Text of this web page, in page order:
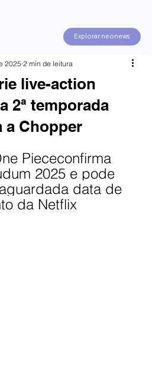
Explorar neonews
live-action
2ª temporada
a Chopper
2025 2 min de leitura
Piececonfirma
2025 e pode
data de
da Netflix